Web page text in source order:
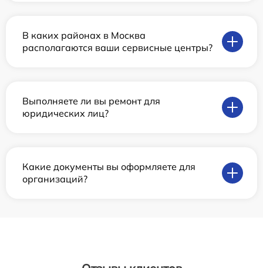
В каких районах в Москва
располагаются ваши сервисные центры?
Выполняете ли вы ремонт для
юридических лиц?
Какие документы вы оформляете для
организаций?